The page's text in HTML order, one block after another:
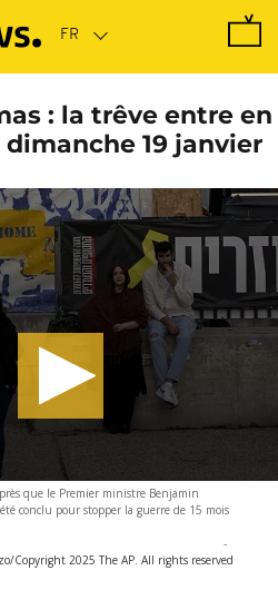
: la trêve entre en
19 janvier
que le Premier ministre Benjamin
conclu pour stopper la guerre de 15 mois
-
Copyright 2025 The AP. All rights reserved